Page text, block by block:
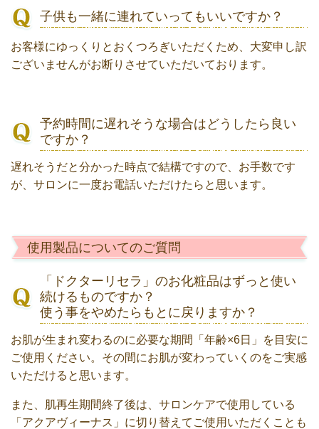
子供も一緒に連れていってもいいですか？
お客様にゆっくりとおくつろぎいただくため、大変申し訳
ございませんがお断りさせていただいております。
予約時間に遅れそうな場合はどうしたら良い
ですか？
遅れそうだと分かった時点で結構ですので、お手数です
が、サロンに一度お電話いただけたらと思います。
使用製品についてのご質問
「ドクターリセラ」のお化粧品はずっと使い
続けるものですか？
使う事をやめたらもとに戻りますか？
お肌が生まれ変わるのに必要な期間「年齢×6日」を目安に
ご使用ください。その間にお肌が変わっていくのをご実感
いただけると思います。
また、肌再生期間終了後は、サロンケアで使用している
「アクアヴィーナス」に切り替えてご使用いただくことも